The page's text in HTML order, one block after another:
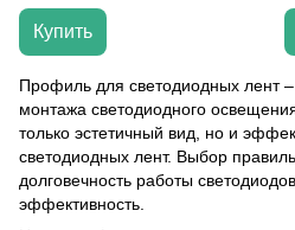
Купить
Профиль для светодиодных лент
монтажа светодиодного
только эстетичный вид, но и
светодиодных лент. Выбор
долговечность работы
эффективность.